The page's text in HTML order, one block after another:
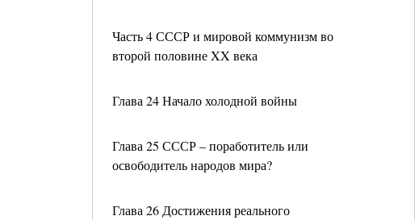
Часть 4 СССР и мировой коммунизм во
второй половине XX века
Глава 24 Начало холодной войны
Глава 25 СССР – поработитель или
освободитель народов мира?
Глава 26 Достижения реального